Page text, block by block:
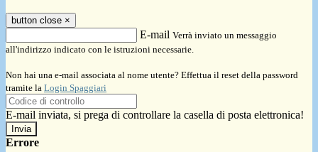
button close ×
E-mail Verrà inviato un messaggio
all'indirizzo indicato con le istruzioni necessarie.
Non hai una e-mail associata al nome utente? Effettua il reset della password
tramite la Login Spaggiari
E-mail inviata, si prega di controllare la casella di posta elettronica!
Errore